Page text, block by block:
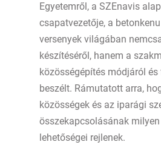
Egyetemről, a SZEnavis
csapatvezetője, a
versenyek világában
készítéséről, hanem a
közösségépítés módjáról
beszélt. Rámutatott arra,
közösségek és az iparági
összekapcsolásának
lehetőségei rejlenek.